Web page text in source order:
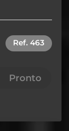
Ref. 463
Pronto